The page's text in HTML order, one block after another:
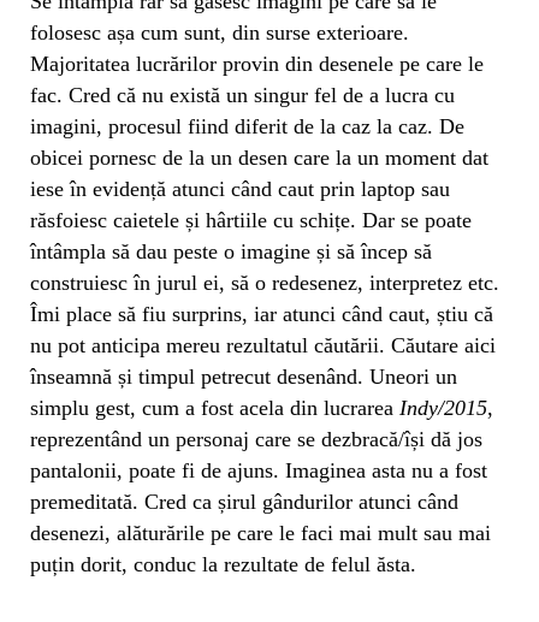
folosesc așa cum sunt, din surse exterioare.
Majoritatea lucrărilor provin din desenele pe care le
fac. Cred că nu există un singur fel de a lucra cu
imagini, procesul fiind diferit de la caz la caz. De
obicei pornesc de la un desen care la un moment dat
iese în evidență atunci când caut prin laptop sau
răsfoiesc caietele și hârtiile cu schițe. Dar se poate
întâmpla să dau peste o imagine și să încep să
construiesc în jurul ei, să o redesenez, interpretez etc.
Îmi place să fiu surprins, iar atunci când caut, știu că
nu pot anticipa mereu rezultatul căutării. Căutare aici
înseamnă și timpul petrecut desenând. Uneori un
simplu gest, cum a fost acela din lucrarea Indy/2015,
reprezentând un personaj care se dezbracă/își dă jos
pantalonii, poate fi de ajuns. Imaginea asta nu a fost
premeditată. Cred ca șirul gândurilor atunci când
desenezi, alăturările pe care le faci mai mult sau mai
puțin dorit, conduc la rezultate de felul ăsta.